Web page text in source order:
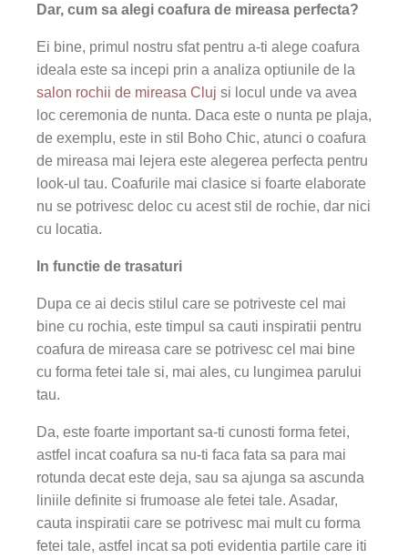
Dar, cum sa alegi coafura de mireasa perfecta?
Ei bine, primul nostru sfat pentru a-ti alege coafura
ideala este sa incepi prin a analiza optiunile de la
salon rochii de mireasa Cluj si locul unde va avea
loc ceremonia de nunta. Daca este o nunta pe plaja,
de exemplu, este in stil Boho Chic, atunci o coafura
de mireasa mai lejera este alegerea perfecta pentru
look-ul tau. Coafurile mai clasice si foarte elaborate
nu se potrivesc deloc cu acest stil de rochie, dar nici
cu locatia.
In functie de trasaturi
Dupa ce ai decis stilul care se potriveste cel mai
bine cu rochia, este timpul sa cauti inspiratii pentru
coafura de mireasa care se potrivesc cel mai bine
cu forma fetei tale si, mai ales, cu lungimea parului
tau.
Da, este foarte important sa-ti cunosti forma fetei,
astfel incat coafura sa nu-ti faca fata sa para mai
rotunda decat este deja, sau sa ajunga sa ascunda
liniile definite si frumoase ale fetei tale. Asadar,
cauta inspiratii care se potrivesc mai mult cu forma
fetei tale, astfel incat sa poti evidentia partile care iti